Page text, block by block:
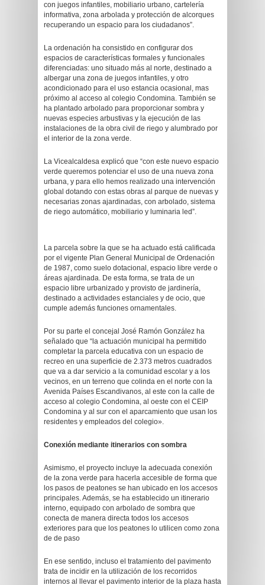
con juegos infantiles, mobiliario urbano, cartelería
informativa, zona arbolada y protección de alcorques
recuperando un espacio para los ciudadanos”.
La ordenación ha consistido en configurar dos
espacios de características formales y funcionales
diferenciadas: uno situado más al norte, destinado a
albergar una zona de juegos infantiles, y otro
acondicionado para el uso estancia ocasional, mas
próximo al acceso al colegio Condomina. También se
ha plantado arbolado para proporcionar sombra y
nuevas especies arbustivas y la ejecución de las
instalaciones de la obra civil de riego y alumbrado por
el interior de la zona verde.
La Vicealcaldesa explicó que “con este nuevo espacio
verde queremos potenciar el uso de una nueva zona
urbana, y para ello hemos realizado una intervención
global dotando con estas obras al parque de nuevas y
necesarias zonas ajardinadas, con arbolado, sistema
de riego automático, mobiliario y luminaria led”.
La parcela sobre la que se ha actuado está calificada
por el vigente Plan General Municipal de Ordenación
de 1987, como suelo dotacional, espacio libre verde o
áreas ajardinada. De esta forma, se trata de un
espacio libre urbanizado y provisto de jardinería,
destinado a actividades estanciales y de ocio, que
cumple además funciones ornamentales.
Por su parte el concejal José Ramón González ha
señalado que “la actuación municipal ha permitido
completar la parcela educativa con un espacio de
recreo en una superficie de 2.373 metros cuadrados
que va a dar servicio a la comunidad escolar y a los
vecinos, en un terreno que colinda en el norte con la
Avenida Países Escandivanos, al este con la calle de
acceso al colegio Condomina, al oeste con el CEIP
Condomina y al sur con el aparcamiento que usan los
residentes y empleados del colegio».
Conexión mediante itinerarios con sombra
Asimismo, el proyecto incluye la adecuada conexión
de la zona verde para hacerla accesible de forma que
los pasos de peatones se han ubicado en los accesos
principales. Además, se ha establecido un itinerario
interno, equipado con arbolado de sombra que
conecta de manera directa todos los accesos
exteriores para que los peatones lo utilicen como zona
de de paso
En ese sentido, incluso el tratamiento del pavimento
trata de incidir en la utilización de los recorridos
internos al llevar el pavimento interior de la plaza hasta